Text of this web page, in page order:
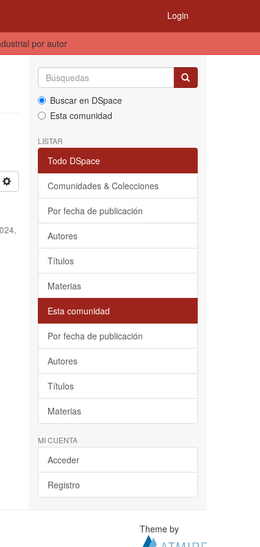
Login
por autor
,
Buscar en DSpace
Esta comunidad
LISTAR
Todo DSpace
Comunidades & Colecciones
Por fecha de publicación
Autores
Títulos
Materias
Esta comunidad
Por fecha de publicación
Autores
Títulos
Materias
MI CUENTA
Acceder
Registro
Theme by